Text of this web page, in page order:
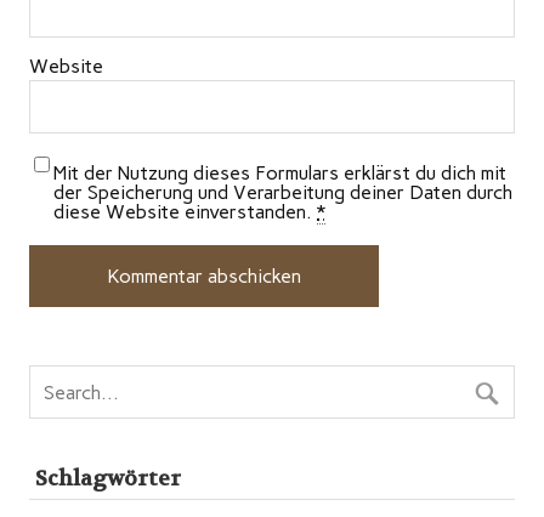
Website
Mit der Nutzung dieses Formulars erklärst du dich mit
der Speicherung und Verarbeitung deiner Daten durch
diese Website einverstanden. *
Schlagwörter